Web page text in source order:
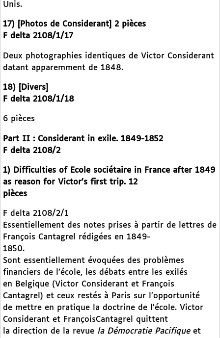
Unis.
17) [Photos de Considerant] 2 pièces
F delta 2108/1/17
Deux photographies identiques de Victor Considerant
datant apparemment de 1848.
18) [Divers]
F delta 2108/1/18
6 pièces
Part II : Considerant in exile. 1849-1852
F delta 2108/2
1) Difficulties of Ecole sociétaire in France after 1849
as reason for Victor’s first trip. 12
pièces
F delta 2108/2/1
Essentiellement des notes prises à partir de lettres de
François Cantagrel rédigées en 1849-
1850.
Sont essentiellement évoquées des problèmes
financiers de l’école, les débats entre les exilés
en Belgique (Victor Considerant et François
Cantagrel) et ceux restés à Paris sur l’opportunité
de mettre en pratique la doctrine de l’école. Victor
Considerant et FrançoisCantagrel quittent
la direction de la revue la Démocratie Pacifique et